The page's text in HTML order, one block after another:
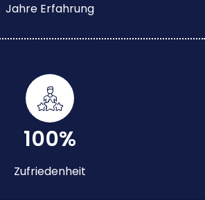
Jahre Erfahrung
100%
Zufriedenheit